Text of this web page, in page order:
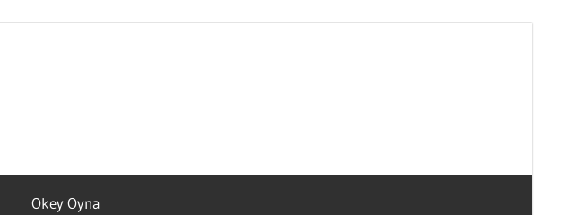
Okey Oyna